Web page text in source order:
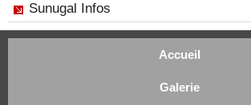
Sunugal Infos
Accueil
Galerie